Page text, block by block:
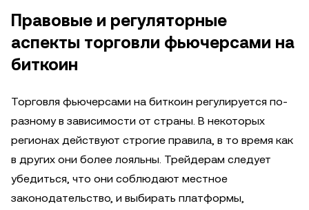
Правовые и регуляторные
аспекты торговли фьючерсами на
биткоин
Торговля фьючерсами на биткоин регулируется по-
разному в зависимости от страны. В некоторых
регионах действуют строгие правила, в то время как
в других они более лояльны. Трейдерам следует
убедиться, что они соблюдают местное
законодательство, и выбирать платформы,